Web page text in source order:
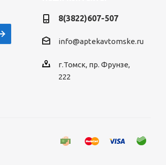
8(3822)607-507
info@aptekavtomske.ru
г.Томск, пр. Фрунзе,
222